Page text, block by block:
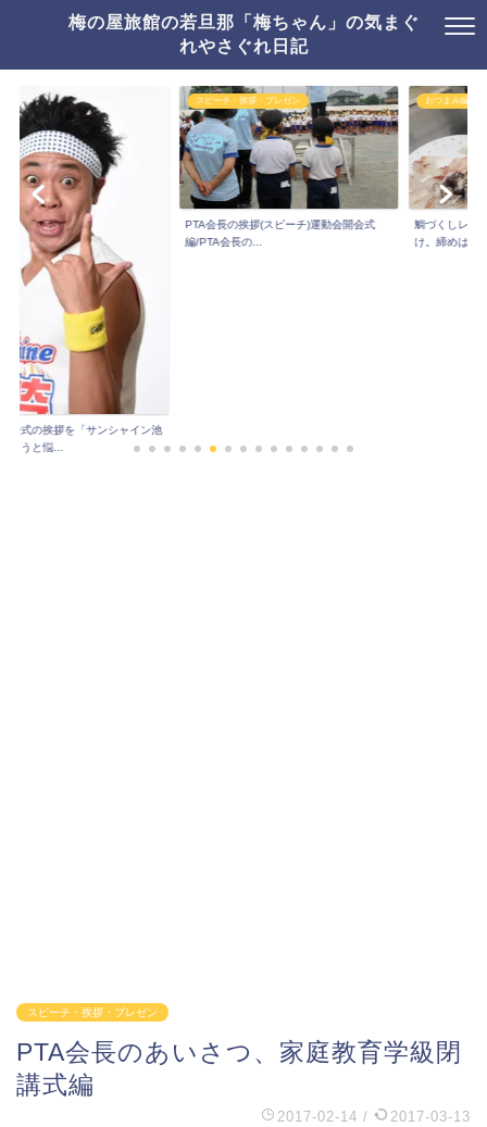
梅の屋旅館の若旦那「梅ちゃん」の気まぐ
れやさぐれ日記
拶を「サンシャイン池
スピーチ・挨拶・プレゼン
PTA会長の挨拶(スピーチ)運動会開会式
編/PTA会長の...
おつまみ編
鯛づくしレシピ：鯛し
け。締めはおじやで...
スピーチ・挨拶・プレゼン
PTA会長のあいさつ、家庭教育学級閉
講式編
2017-02-14 / 2017-03-13